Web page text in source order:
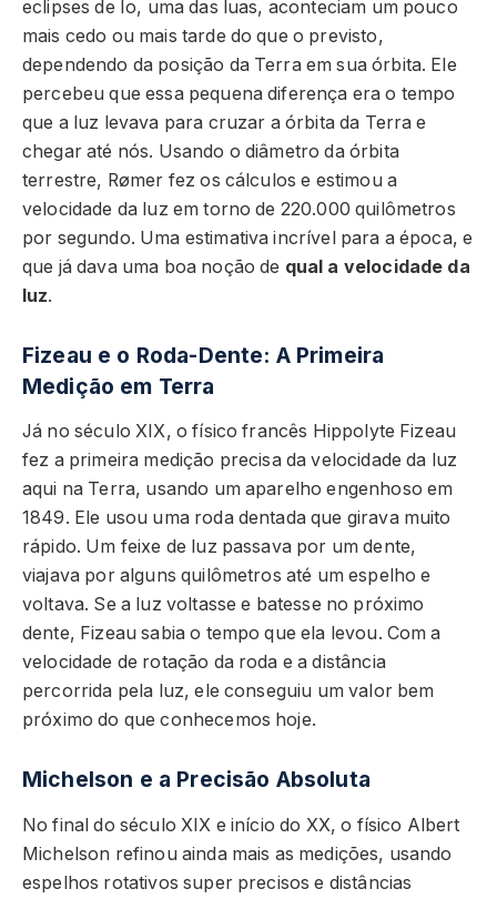
eclipses de Io, uma das luas, aconteciam um pouco
mais cedo ou mais tarde do que o previsto,
dependendo da posição da Terra em sua órbita. Ele
percebeu que essa pequena diferença era o tempo
que a luz levava para cruzar a órbita da Terra e
chegar até nós. Usando o diâmetro da órbita
terrestre, Rømer fez os cálculos e estimou a
velocidade da luz em torno de 220.000 quilômetros
por segundo. Uma estimativa incrível para a época, e
que já dava uma boa noção de qual a velocidade da
luz.
Fizeau e o Roda-Dente: A Primeira
Medição em Terra
Já no século XIX, o físico francês Hippolyte Fizeau
fez a primeira medição precisa da velocidade da luz
aqui na Terra, usando um aparelho engenhoso em
1849. Ele usou uma roda dentada que girava muito
rápido. Um feixe de luz passava por um dente,
viajava por alguns quilômetros até um espelho e
voltava. Se a luz voltasse e batesse no próximo
dente, Fizeau sabia o tempo que ela levou. Com a
velocidade de rotação da roda e a distância
percorrida pela luz, ele conseguiu um valor bem
próximo do que conhecemos hoje.
Michelson e a Precisão Absoluta
No final do século XIX e início do XX, o físico Albert
Michelson refinou ainda mais as medições, usando
espelhos rotativos super precisos e distâncias